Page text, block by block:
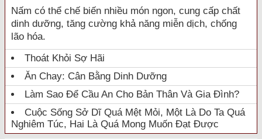
Nấm có thể chế biến nhiều món ngon, cung cấp chất
dinh dưỡng, tăng cường khả năng miễn dịch, chống
lão hóa.
Thoát Khỏi Sợ Hãi
Ăn Chay: Cân Bằng Dinh Dưỡng
Làm Sao Để Cầu An Cho Bản Thân Và Gia Đình?
Cuộc Sống Sở Dĩ Quá Mệt Mỏi, Một Là Do Ta Quá
Nghiêm Túc, Hai Là Quá Mong Muốn Đạt Được